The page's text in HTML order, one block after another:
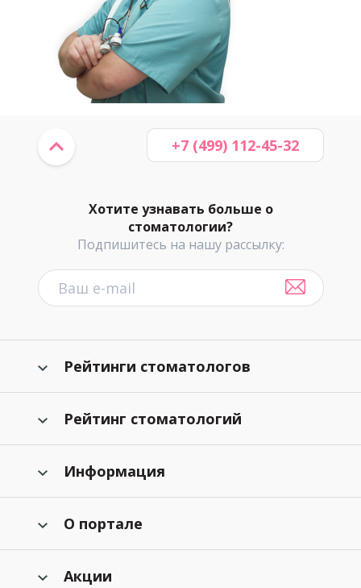
Хотите узнавать больше о
стоматологии?
Подпишитесь на нашу рассылку:
+7 (499) 112-45-32
Рейтинги стоматологов
Рейтинг стоматологий
Информация
О портале
Акции